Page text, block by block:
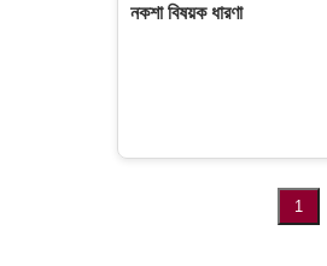
নকশা বিষয়ক ধারণা
1